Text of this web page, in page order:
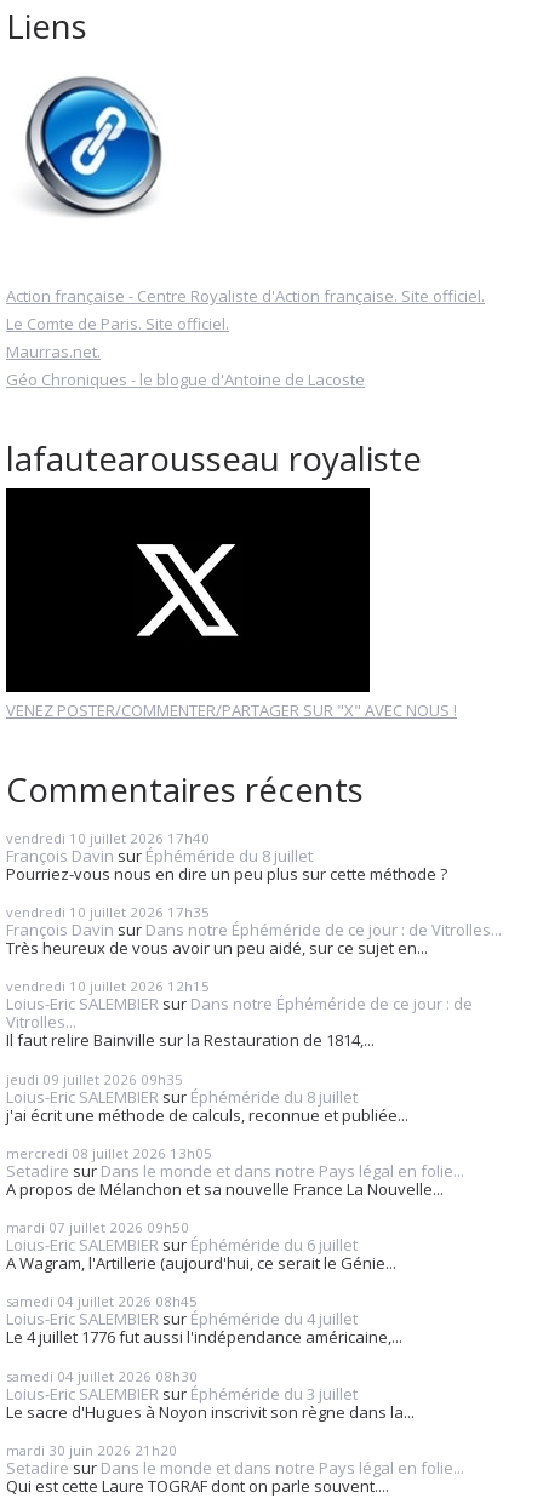
Liens
Action française - Centre Royaliste d'Action française. Site officiel.
Le Comte de Paris. Site officiel.
Maurras.net.
Géo Chroniques - le blogue d'Antoine de Lacoste
lafautearousseau royaliste
VENEZ POSTER/COMMENTER/PARTAGER SUR "X" AVEC NOUS !
Commentaires récents
vendredi 10 juillet 2026 17h40
François Davin sur Éphéméride du 8 juillet
Pourriez-vous nous en dire un peu plus sur cette méthode ?
vendredi 10 juillet 2026 17h35
François Davin sur Dans notre Éphéméride de ce jour : de Vitrolles...
Très heureux de vous avoir un peu aidé, sur ce sujet en...
vendredi 10 juillet 2026 12h15
Loius-Eric SALEMBIER sur Dans notre Éphéméride de ce jour : de
Vitrolles...
Il faut relire Bainville sur la Restauration de 1814,...
jeudi 09 juillet 2026 09h35
Loius-Eric SALEMBIER sur Éphéméride du 8 juillet
j'ai écrit une méthode de calculs, reconnue et publiée...
mercredi 08 juillet 2026 13h05
Setadire sur Dans le monde et dans notre Pays légal en folie...
A propos de Mélanchon et sa nouvelle France La Nouvelle...
mardi 07 juillet 2026 09h50
Loius-Eric SALEMBIER sur Éphéméride du 6 juillet
A Wagram, l'Artillerie (aujourd'hui, ce serait le Génie...
samedi 04 juillet 2026 08h45
Loius-Eric SALEMBIER sur Éphéméride du 4 juillet
Le 4 juillet 1776 fut aussi l'indépendance américaine,...
samedi 04 juillet 2026 08h30
Loius-Eric SALEMBIER sur Éphéméride du 3 juillet
Le sacre d'Hugues à Noyon inscrivit son règne dans la...
mardi 30 juin 2026 21h20
Setadire sur Dans le monde et dans notre Pays légal en folie...
Qui est cette Laure TOGRAF dont on parle souvent....